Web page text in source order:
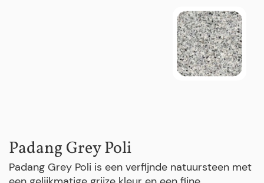
Padang Grey Poli
Padang Grey Poli is een verfijnde natuursteen met